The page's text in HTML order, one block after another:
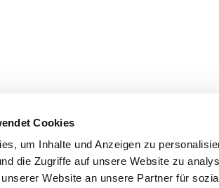
Cookies
um Inhalte und Anzeigen zu
die Zugriffe auf unsere Website zu
Website an unsere Partner für